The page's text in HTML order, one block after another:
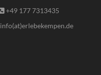
+49 177 7313435
info(at)erlebekempen.de